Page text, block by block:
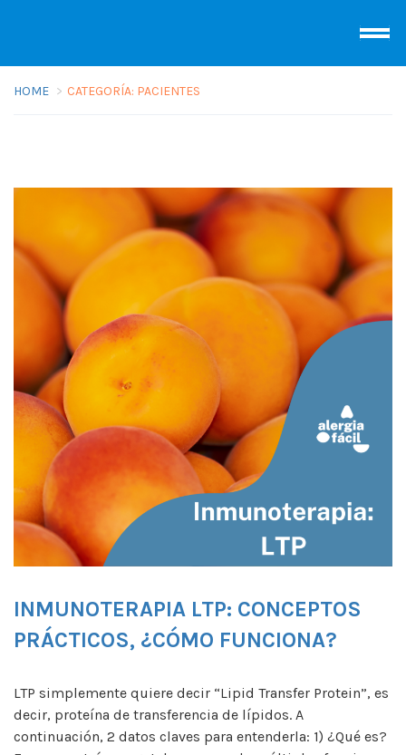
HOME CATEGORÍA: PACIENTES
INMUNOTERAPIA LTP: CONCEPTOS
PRÁCTICOS, ¿CÓMO FUNCIONA?
LTP simplemente quiere decir “Lipid Transfer Protein”, es
decir, proteína de transferencia de lípidos. A
continuación, 2 datos claves para entenderla: 1) ¿Qué es?